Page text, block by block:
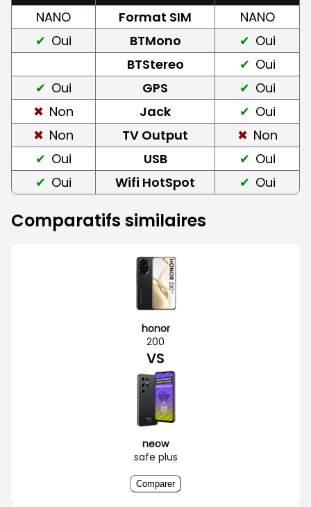
NANO Format SIM
NANO
Oui
BTMono
Oui
BTStereo
Oui
Oui
GPS
Oui
Non
Jack
Oui
Non
TV Output
Non
Oui
USB
Oui
Oui
Wifi HotSpot Oui
Comparatifs similaires
honor
200
VS
neow
safe plus
Comparer